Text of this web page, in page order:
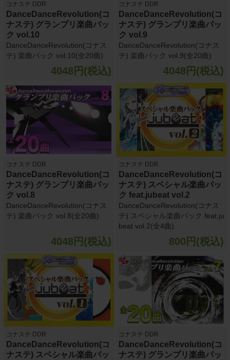
コナステ DDR
DanceDanceRevolution(コ
ナステ) グランプリ楽曲パッ
ク vol.10
DanceDanceRevolution(コナス
テ) 楽曲パック vol.10(全20曲)
4048円(税込)
コナステ DDR
DanceDanceRevolution(コ
ナステ) グランプリ楽曲パッ
ク vol.9
DanceDanceRevolution(コナス
テ) 楽曲パック vol.9(全20曲)
4048円(税込)
コナステ DDR
DanceDanceRevolution(コ
ナステ) グランプリ楽曲パッ
ク vol.8
DanceDanceRevolution(コナス
テ) 楽曲パック vol.8(全20曲)
4048円(税込)
コナステ DDR
DanceDanceRevolution(コ
ナステ) スペシャル楽曲パッ
ク feat.jubeat vol.2
DanceDanceRevolution(コナス
テ) スペシャル楽曲パック feat.ju
beat vol.2(全4曲)
800円(税込)
コナステ DDR
DanceDanceRevolution(コ
ナステ) スペシャル楽曲パッ
コナステ DDR
DanceDanceRevolution(コ
ナステ) グランプリ楽曲パッ